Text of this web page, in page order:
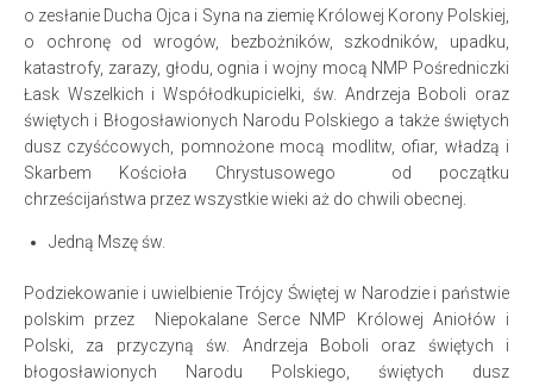
o zesłanie Ducha Ojca i Syna na ziemię Królowej Korony Polskiej,
o ochronę od wrogów, bezbożników, szkodników, upadku,
katastrofy, zarazy, głodu, ognia i wojny mocą NMP Pośredniczki
Łask Wszelkich i Współodkupicielki, św. Andrzeja Boboli oraz
świętych i Błogosławionych Narodu Polskiego a także świętych
dusz czyśćcowych, pomnożone mocą modlitw, ofiar, władzą i
Skarbem Kościoła Chrystusowego od początku
chrześcijaństwa przez wszystkie wieki aż do chwili obecnej.
Jedną Mszę św.
Podziekowanie i uwielbienie Trójcy Świętej w Narodzie i państwie
polskim przez Niepokalane Serce NMP Królowej Aniołów i
Polski, za przyczyną św. Andrzeja Boboli oraz świętych i
błogosławionych Narodu Polskiego, świętych dusz